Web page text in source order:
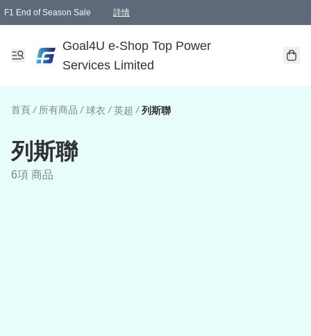
F1 End of Season Sale 詳情
Goal4U e-Shop Top Power
Services Limited
首頁 / 所有商品 / 球衣 / 英超 / 列斯聯
列斯聯
6項 商品